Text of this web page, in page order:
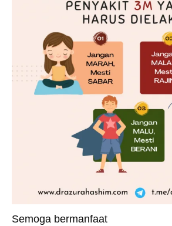
Semoga bermanfaat